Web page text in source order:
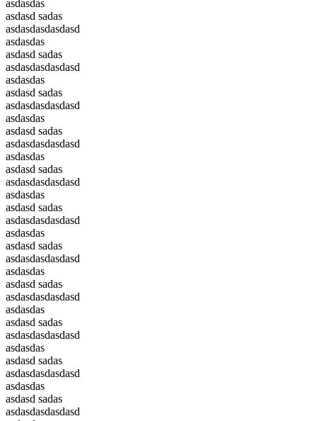
asdasdas
asdasd sadas
asdasdasdasdasd
asdasdas
asdasd sadas
asdasdasdasdasd
asdasdas
asdasd sadas
asdasdasdasdasd
asdasdas
asdasd sadas
asdasdasdasdasd
asdasdas
asdasd sadas
asdasdasdasdasd
asdasdas
asdasd sadas
asdasdasdasdasd
asdasdas
asdasd sadas
asdasdasdasdasd
asdasdas
asdasd sadas
asdasdasdasdasd
asdasdas
asdasd sadas
asdasdasdasdasd
asdasdas
asdasd sadas
asdasdasdasdasd
asdasdas
asdasd sadas
asdasdasdasdasd